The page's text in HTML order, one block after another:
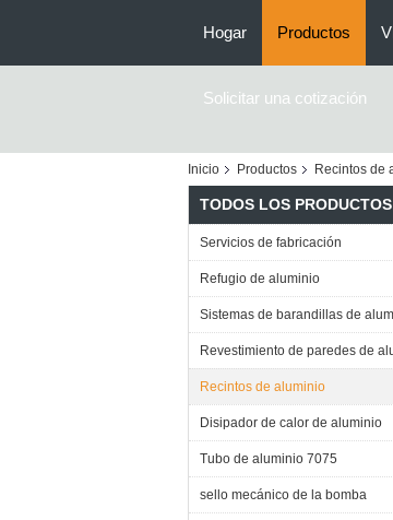
Hogar Productos
Solicitar una cotización
Inicio Productos Recintos de
TODOS LOS PRODUCTOS
Servicios de fabricación
Refugio de aluminio
Sistemas de barandillas de
Revestimiento de paredes de
Recintos de aluminio
Disipador de calor de aluminio
Tubo de aluminio 7075
sello mecánico de la bomba